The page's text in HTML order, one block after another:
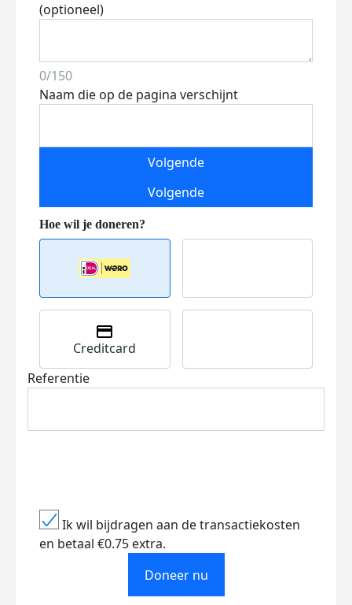
(optioneel)
0/150
Naam die op de pagina verschijnt
Volgende
Volgende
Creditcard
Referentie
Ik wil bijdragen aan de transactiekosten
en betaal €0.75 extra.
Doneer nu